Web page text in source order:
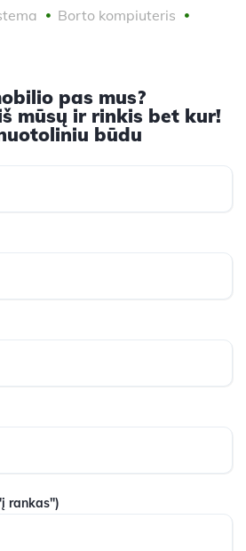
Borto kompiuteris
pas mus?
mūsų ir rinkis bet kur!
būdu
rankas")